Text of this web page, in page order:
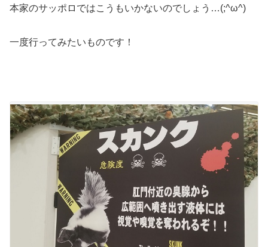
本家のサッポロではこうもいかないのでしょう…(;^ω^)
一度行ってみたいものです！